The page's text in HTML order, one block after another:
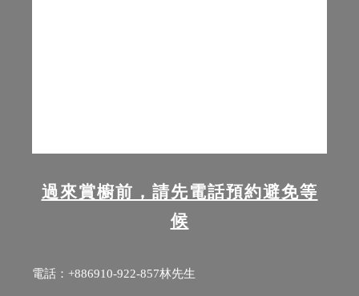
過來賞櫥前，請先電話預約避免等
候
電話：+886910-922-857林先生